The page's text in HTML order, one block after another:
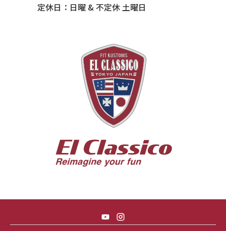
55 BUICK ROADMASTER
55 CHEVY HANDYMAN WAGON
56 BUICK SPECIAL * 565 *
56 CHEVY BEL-AIR * KOMO *
56 CHEVY BEL-AIR *SPARKLE 56
57 CHEVY BEL-AIR CONVERTIBLE
57 CHEVY NOMAD *ACID 57*
59 CADILLAC COUPE DEVILLE
定休日：日曜 & 不定休 土曜日